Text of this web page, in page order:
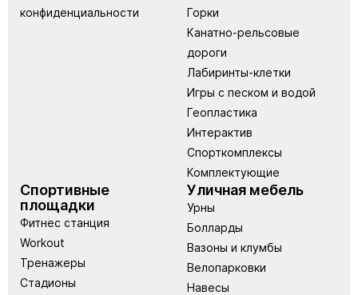
конфиденциальности
Горки
Канатно-рельсовые
дороги
Лабиринты-клетки
Игры с песком и водой
Геопластика
Интерактив
Спорткомплексы
Комплектующие
Спортивные
площадки
Фитнес станция
Workout
Тренажеры
Стадионы
Уличная мебель
Урны
Болларды
Вазоны и клумбы
Велопарковки
Навесы